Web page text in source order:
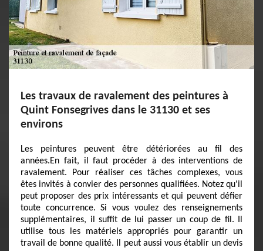
Les travaux de ravalement des peintures à
Quint Fonsegrives dans le 31130 et ses
environs
Les peintures peuvent être détériorées au fil des
années.En fait, il faut procéder à des interventions de
ravalement. Pour réaliser ces tâches complexes, vous
êtes invités à convier des personnes qualifiées. Notez qu'il
peut proposer des prix intéressants et qui peuvent défier
toute concurrence. Si vous voulez des renseignements
supplémentaires, il suffit de lui passer un coup de fil. Il
utilise tous les matériels appropriés pour garantir un
travail de bonne qualité. Il peut aussi vous établir un devis